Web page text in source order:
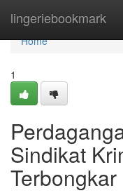
lingeriebookmark
Home
Home
1
Sindikat
Terbongkar